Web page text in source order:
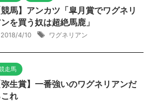
競馬】アンカツ「皐月賞でワグネリ
を買う奴は超絶馬鹿」
2018/4/10 ワグネリアン
走馬
弥生賞】一番強いのワグネリアンだ
れ